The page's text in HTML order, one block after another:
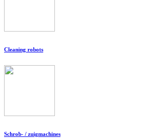
Cleaning robots
Schrob- / zuigmachines